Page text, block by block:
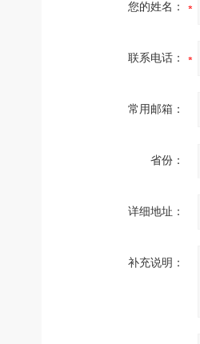
您的姓名：
联系电话：
常用邮箱：
省份：
详细地址：
补充说明：